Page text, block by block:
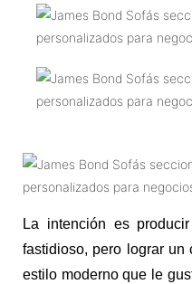
La intención es
fastidioso, pero lograr un
estilo moderno que le